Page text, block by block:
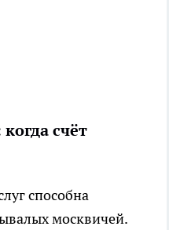
счёт
способна
москвичей.